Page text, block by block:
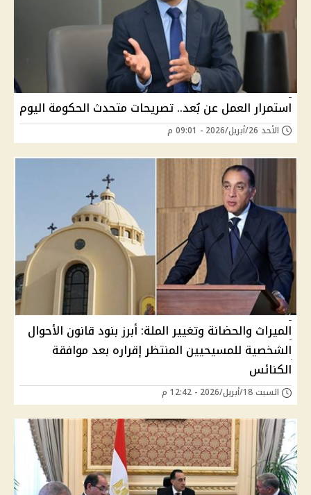
استمرار العمل عن بُعد.. تصريحات متحدث الحكومة اليوم
الأحد 26/أبريل/2026 - 09:01 م
الميراث والحضانة وتغيير الملة: أبرز بنود قانون الأحوال
الشخصية للمسيحيين المنتظر إقراره بعد موافقة
الكنائس
السبت 18/أبريل/2026 - 12:42 م